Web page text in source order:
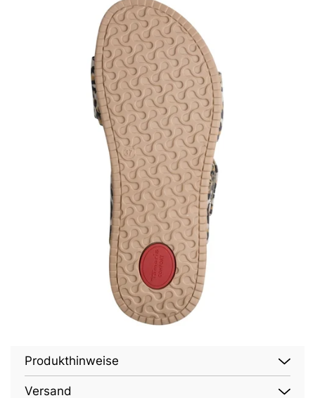
Produkthinweise
Versand